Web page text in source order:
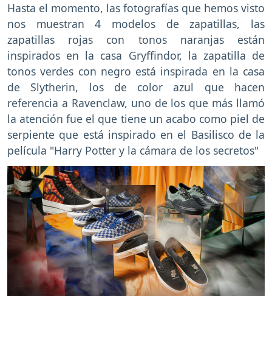
Hasta el momento, las fotografías que hemos visto
nos muestran 4 modelos de zapatillas, las
zapatillas rojas con tonos naranjas están
inspirados en la casa Gryffindor, la zapatilla de
tonos verdes con negro está inspirada en la casa
de Slytherin, los de color azul que hacen
referencia a Ravenclaw, uno de los que más llamó
la atención fue el que tiene un acabo como piel de
serpiente que está inspirado en el Basilisco de la
película "Harry Potter y la cámara de los secretos"